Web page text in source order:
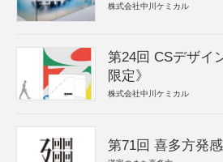
株式会社中川ケミカル
第24回 CSデザイ
限定》
株式会社中川ケミカル
第71回 喜多方発